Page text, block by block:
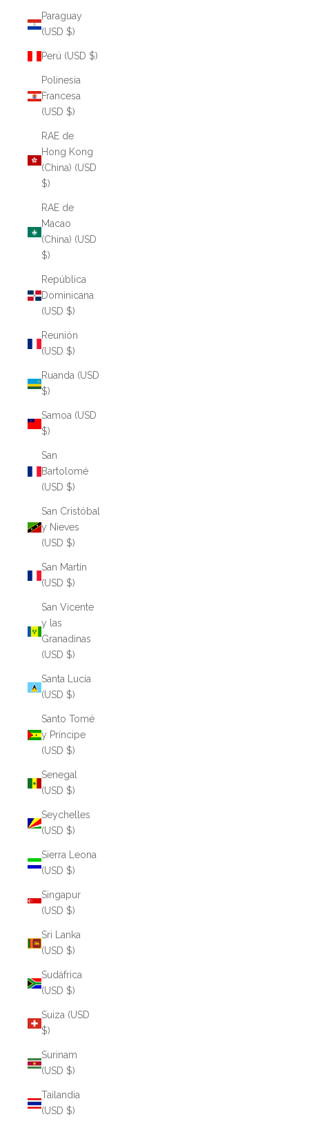
Paraguay
(USD $)
Perú (USD $)
Polinesia
Francesa
(USD $)
RAE de
Hong Kong
(China) (USD
$)
RAE de
Macao
(China) (USD
$)
República
Dominicana
(USD $)
Reunión
(USD $)
Ruanda (USD
$)
Samoa (USD
$)
San
Bartolomé
(USD $)
San Cristóbal
y Nieves
(USD $)
San Martín
(USD $)
San Vicente
y las
Granadinas
(USD $)
Santa Lucía
(USD $)
Santo Tomé
y Príncipe
(USD $)
Senegal
(USD $)
Seychelles
(USD $)
Sierra Leona
(USD $)
Singapur
(USD $)
Sri Lanka
(USD $)
Sudáfrica
(USD $)
Suiza (USD
$)
Surinam
(USD $)
Tailandia
(USD $)